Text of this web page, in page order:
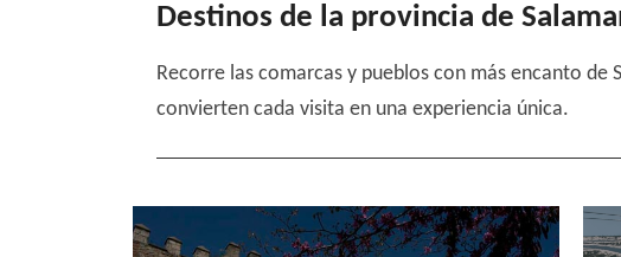
Destinos de la provincia de
Recorre las comarcas y pueblos con más encanto
convierten cada visita en una experiencia única.